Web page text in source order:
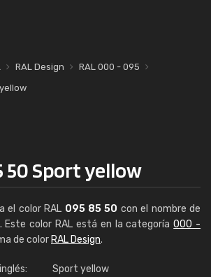
RAL Design
RAL 000 - 095
50 Sport yellow
el color RAL 095 85 50 con el nombre de
. Este color RAL está en la categoría000 -
de color RAL Design.
Sport yellow